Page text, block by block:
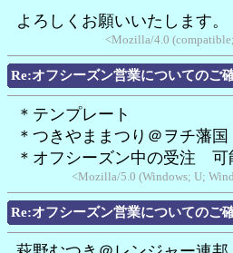
よろしくお願いいたします。
<Mozilla/4.0
Re:オフシーズン営業についてのご確
＊テンプレート
＊つきやままつり＠ヲチ藩国
＊オフシーズン中の受注 可
<Mozilla/5.0 (Windows; U;
Re:オフシーズン営業についてのご確